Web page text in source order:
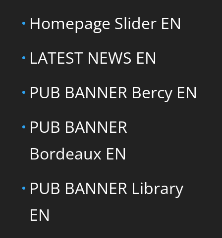
Homepage Slider EN
LATEST NEWS EN
PUB BANNER Bercy EN
PUB BANNER
Bordeaux EN
PUB BANNER Library
EN